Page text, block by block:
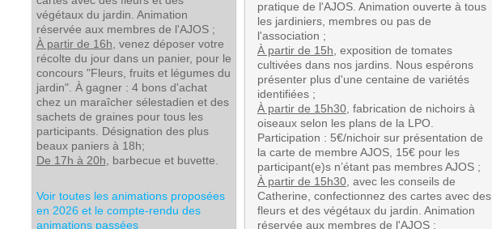
végétaux du jardin. Animation
réservée aux membres de l'AJOS ;
À partir de 16h , venez déposer votre
récolte du jour dans un panier, pour le
concours "Fleurs, fruits et légumes du
jardin". À gagner : 4 bons d'achat
chez un maraîcher sélestadien et des
sachets de graines pour tous les
participants. Désignation des plus
beaux paniers à 18h;
De 17h à 20h , barbecue et buvette.
Voir toutes les animations proposées
en 2026 et le compte-rendu des
animations passées
pratique de l'AJOS. Animation ouverte à tous
les jardiniers, membres ou pas de
l'association ;
À partir de 15h , exposition de tomates
cultivées dans nos jardins. Nous espérons
présenter plus d'une centaine de variétés
identifiées ;
À partir de 15h30, fabrication de nichoirs à
oiseaux selon les plans de la LPO.
Participation : 5€/nichoir sur présentation de
la carte de membre AJOS, 15€ pour les
participant(e)s n’étant pas membres AJOS ;
À partir de 15h30, avec les conseils de
Catherine, confectionnez des cartes avec des
fleurs et des végétaux du jardin. Animation
réservée aux membres de l'AJOS ;